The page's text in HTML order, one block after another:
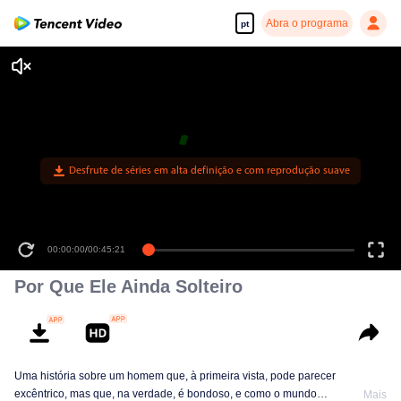
pt Abra o programa
Desfrute de séries em alta definição e com reprodução suave
00:00:00/00:45:21
Por Que Ele Ainda Solteiro
Uma história sobre um homem que, à primeira vista, pode parecer
excêntrico, mas que, na verdade, é bondoso, e como o mundo
Mais